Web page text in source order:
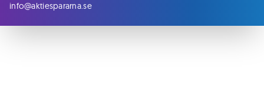
info@aktiespararna.se